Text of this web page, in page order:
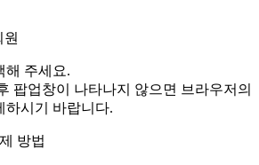
원
해 주세요.
팝업창이 나타나지 않으면 브라우저의
하시기 바랍니다.
방법